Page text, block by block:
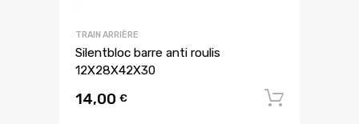
TRAIN ARRIÈRE
Silentbloc barre anti roulis
12X28X42X30
14,00 €